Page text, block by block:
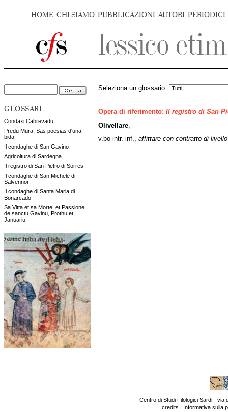
HOME CHI SIAMO PUBBLICAZIONI AUTORI PERIODICI
GLOSSARI
Condaxi Cabrevadu
Predu Mura. Sas poesias d'una
bida
Il condaghe di San Gavino
Agricoltura di Sardegna
Il registro di San Pietro di Sorres
Il condaghe di San Michele di
Salvennor
Il condaghe di Santa Maria di
Bonarcado
Sa Vitta et sa Morte, et Passione
de sanctu Gavinu, Prothu et
Januariu
Seleziona un glossario:
Opera di riferimento: Il registro di San
Olivellare
v.bo intr. inf., affittare con contratto di livello
Centro di Studi Filologici Sardi - via
credits | Informativa sulla